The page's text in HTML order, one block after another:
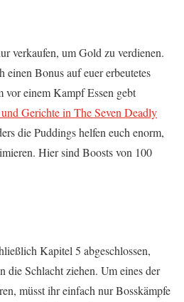
verkaufen, um Gold zu verdienen.
einen Bonus auf euer erbeutetes
vor einem Kampf Essen gebt
Gerichte in The Seven Deadly
die Puddings helfen euch enorm,
Hier sind Boosts von 100
Kapitel 5 abgeschlossen,
die Schlacht ziehen. Um eines der
müsst ihr einfach nur Bosskämpfe